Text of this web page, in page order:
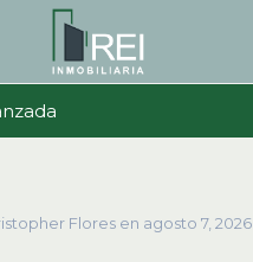
Flores en agosto 7, 2026